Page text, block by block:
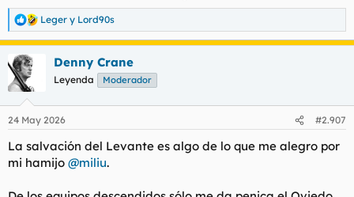
R
e
a
c
c
i
e
:
Leger y Lord90s
Denny Crane
Leyenda Moderador
24 May 2026 #2.907
La salvación del Levante es algo de lo que me alegro por
mi hamijo @miliu.